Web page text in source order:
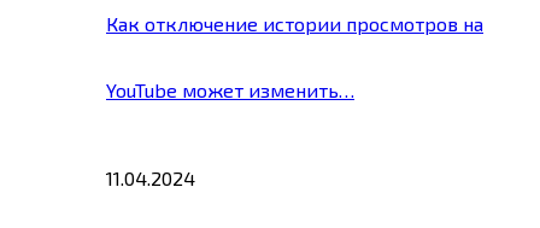
Как отключение истории просмотров на
YouTube может изменить…
11.04.2024